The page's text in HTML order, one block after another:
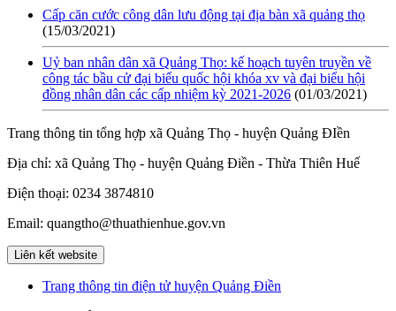
Cấp căn cước công dân lưu động tại địa bàn xã quảng thọ
(15/03/2021)
Uỷ ban nhân dân xã Quảng Thọ: kế hoạch tuyên truyền về
công tác bầu cử đại biểu quốc hội khóa xv và đại biểu hội
đồng nhân dân các cấp nhiệm kỳ 2021-2026 (01/03/2021)
Trang thông tin tổng hợp xã Quảng Thọ - huyện Quảng ĐIền
Địa chỉ: xã Quảng Thọ - huyện Quảng Điền - Thừa Thiên Huế
Điện thoại: 0234 3874810
Email: quangtho@thuathienhue.gov.vn
Liên kết website
Trang thông tin điện tử huyện Quảng Điền